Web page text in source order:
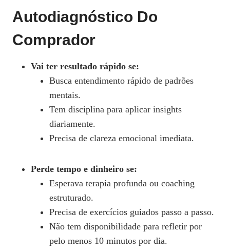
Autodiagnóstico Do
Comprador
Vai ter resultado rápido se:
Busca entendimento rápido de padrões
mentais.
Tem disciplina para aplicar insights
diariamente.
Precisa de clareza emocional imediata.
Perde tempo e dinheiro se:
Esperava terapia profunda ou coaching
estruturado.
Precisa de exercícios guiados passo a passo.
Não tem disponibilidade para refletir por
pelo menos 10 minutos por dia.